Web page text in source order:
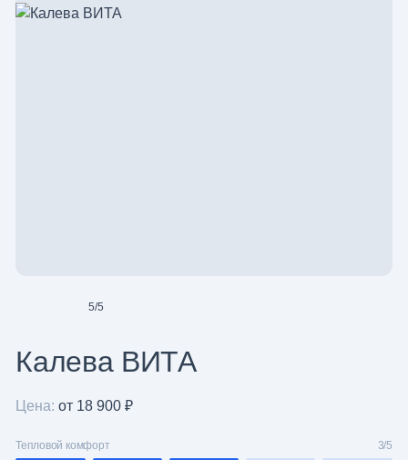
5/5
Калева ВИТА
Цена: от 18 900 ₽
Тепловой комфорт 3/5